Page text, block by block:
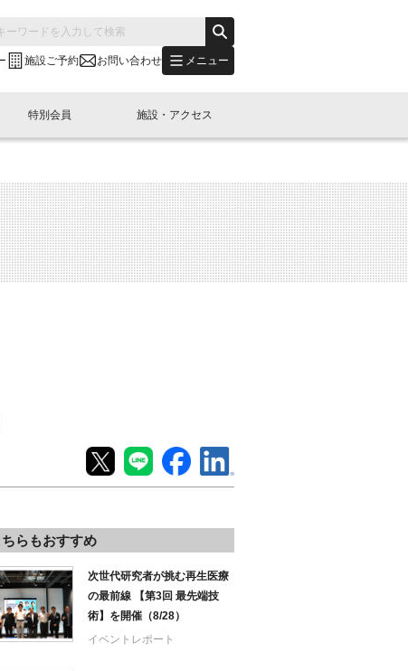
施設ご予約 お問い合わせ メニュー
別会員開催
展・参加
"LINK-BioBAY TOKYO"？
(News Letter)
コラム
ュース・事業紹介
ベント
LINK-J WEST
容
本橋エリアについて
特別会員
し込み
施設・アクセス
予約
ちらもおすすめ
次世代研究者が挑む再生医療
の最前線 【第3回 最先端技
術】を開催（8/28）
イベントレポート